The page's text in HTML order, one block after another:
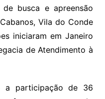
busca e apreensão
Vila do Conde
iniciaram em Janeiro
de Atendimento à
a participação de 36